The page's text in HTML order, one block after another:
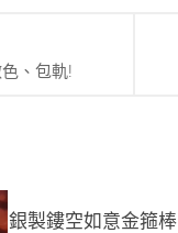
、包軌!
銀製鏤空如意金箍棒